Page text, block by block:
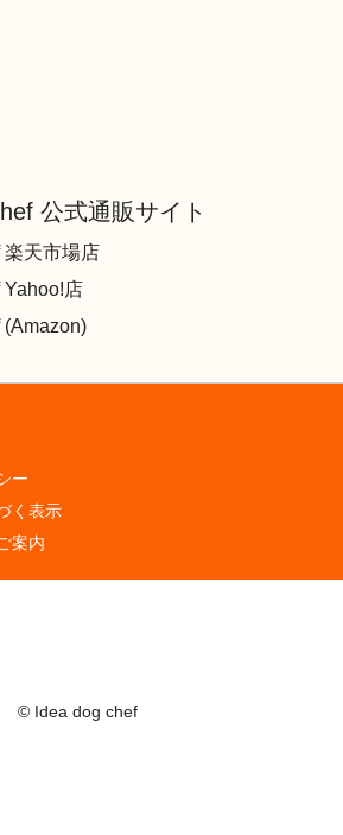
公式通販サイト
楽天市場店
Yahoo!店
(Amazon)
ー
く表示
案内
© Idea dog chef